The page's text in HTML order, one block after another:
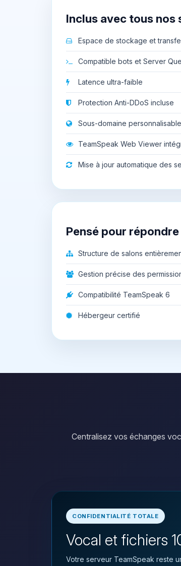
Inclus avec tous nos
Espace de stockage et
Compatible bots et Server
Latence ultra-faible
Protection Anti-DDoS incluse
Sous-domaine personnalisable
TeamSpeak Web Viewer
Mise à jour automatique des
Pensé pour
Structure de salons
Gestion précise des
Compatibilité TeamSpeak 6
Hébergeur certifié
Centralisez vos échanges
CONFIDENTIALITÉ TOTALE
Vocal et fichiers
Votre serveur TeamSpeak reste